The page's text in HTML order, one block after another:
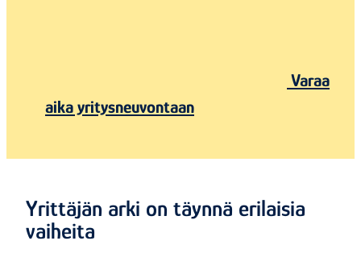
Varaa
aika yritysneuvontaan
Yrittäjän arki on täynnä erilaisia
vaiheita